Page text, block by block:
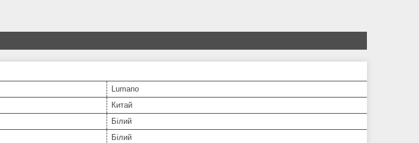
Lumano
Китай
Білий
Білий